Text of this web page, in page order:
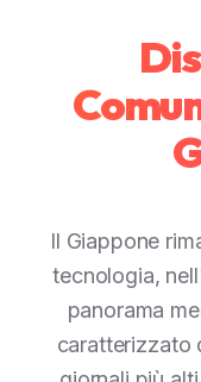
Il Giappone
tecnologia,
panorama
caratterizzato